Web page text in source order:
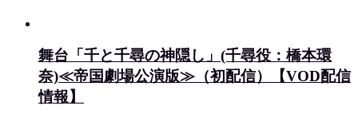
舞台「千と千尋の神隠し」(千尋役：橋本環
奈)≪帝国劇場公演版≫（初配信）【VOD配信
情報】